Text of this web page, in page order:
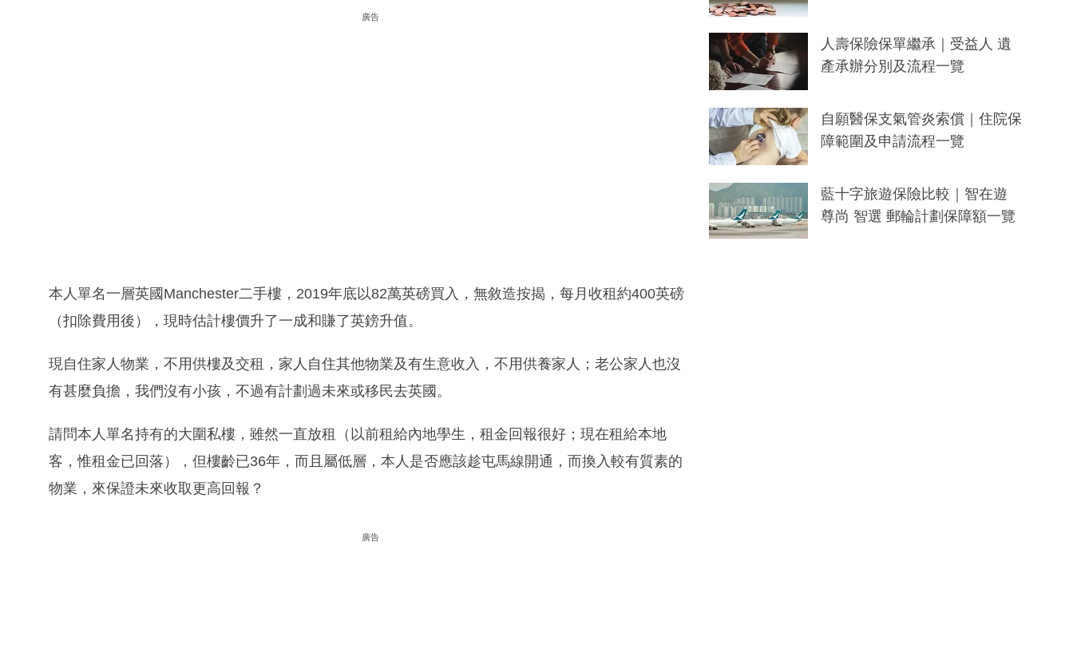
廣告
本人單名一層英國Manchester二手樓，2019年底以82萬英磅買入，無敘造按揭，每月收租約400英磅
（扣除費用後），現時估計樓價升了一成和賺了英鎊升值。
現自住家人物業，不用供樓及交租，家人自住其他物業及有生意收入，不用供養家人；老公家人也沒
有甚麼負擔，我們沒有小孩，不過有計劃過未來或移民去英國。
請問本人單名持有的大圍私樓，雖然一直放租（以前租給內地學生，租金回報很好；現在租給本地
客，惟租金已回落），但樓齡已36年，而且屬低層，本人是否應該趁屯馬線開通，而換入較有質素的
物業，來保證未來收取更高回報？
廣告
人壽保險保單繼承｜受益人 遺
產承辦分別及流程一覽
自願醫保支氣管炎索償｜住院保
障範圍及申請流程一覽
藍十字旅遊保險比較｜智在遊
尊尚 智選 郵輪計劃保障額一覽